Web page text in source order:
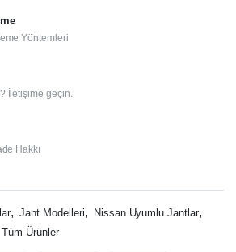
Yöntemleri
İletişime geçin.
Hakkı
, Jant Modelleri, Nissan Uyumlu Jantlar,
Tüm Ürünler